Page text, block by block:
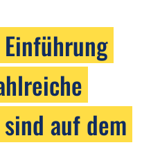
auf dem